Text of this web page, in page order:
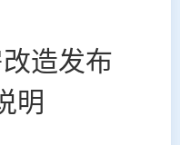
造发布
明